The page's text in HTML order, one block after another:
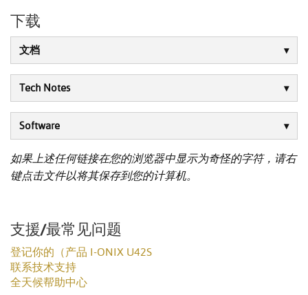
下载
文档
Tech Notes
Software
如果上述任何链接在您的浏览器中显示为奇怪的字符，请右
键点击文件以将其保存到您的计算机。
支援/最常见问题
登记你的（产品 I-ONIX U42S
联系技术支持
全天候帮助中心